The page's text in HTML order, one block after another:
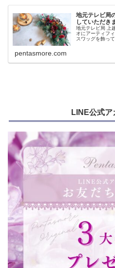
地元テレビ局
していただき
地元テレビ局 上
オにアーティフ
スワッグを飾っ
pentasmore.com
LINE公式ア